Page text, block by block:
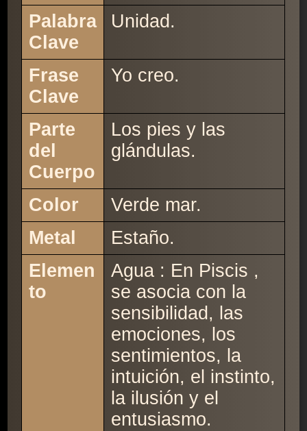
Palabra
Clave
Unidad.
Frase
Clave
Yo creo.
Parte
del
Cuerpo
Los pies y las
glándulas.
Color
Verde mar.
Metal
Estaño.
Elemen
to
Agua : En Piscis ,
se asocia con la
sensibilidad, las
emociones, los
sentimientos, la
intuición, el instinto,
la ilusión y el
entusiasmo.